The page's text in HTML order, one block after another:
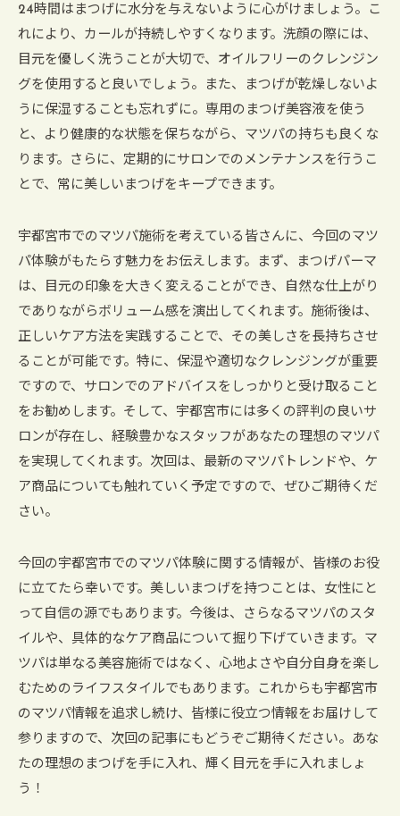
24時間はまつげに水分を与えないように心がけましょう。こ
れにより、カールが持続しやすくなります。洗顔の際には、
目元を優しく洗うことが大切で、オイルフリーのクレンジン
グを使用すると良いでしょう。また、まつげが乾燥しないよ
うに保湿することも忘れずに。専用のまつげ美容液を使う
と、より健康的な状態を保ちながら、マツパの持ちも良くな
ります。さらに、定期的にサロンでのメンテナンスを行うこ
とで、常に美しいまつげをキープできます。
宇都宮市でのマツパ施術を考えている皆さんに、今回のマツ
パ体験がもたらす魅力をお伝えします。まず、まつげパーマ
は、目元の印象を大きく変えることができ、自然な仕上がり
でありながらボリューム感を演出してくれます。施術後は、
正しいケア方法を実践することで、その美しさを長持ちさせ
ることが可能です。特に、保湿や適切なクレンジングが重要
ですので、サロンでのアドバイスをしっかりと受け取ること
をお勧めします。そして、宇都宮市には多くの評判の良いサ
ロンが存在し、経験豊かなスタッフがあなたの理想のマツパ
を実現してくれます。次回は、最新のマツパトレンドや、ケ
ア商品についても触れていく予定ですので、ぜひご期待くだ
さい。
今回の宇都宮市でのマツパ体験に関する情報が、皆様のお役
に立てたら幸いです。美しいまつげを持つことは、女性にと
って自信の源でもあります。今後は、さらなるマツパのスタ
イルや、具体的なケア商品について掘り下げていきます。マ
ツパは単なる美容施術ではなく、心地よさや自分自身を楽し
むためのライフスタイルでもあります。これからも宇都宮市
のマツパ情報を追求し続け、皆様に役立つ情報をお届けして
参りますので、次回の記事にもどうぞご期待ください。あな
たの理想のまつげを手に入れ、輝く目元を手に入れましょ
う！